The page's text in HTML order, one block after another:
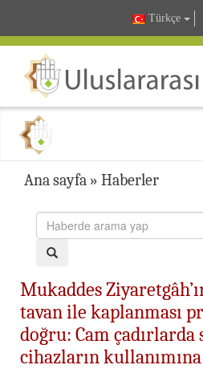
Türkçe
Ana sayfa » Haberler
Mukaddes
tavan ile kaplanması
doğru: Cam
cihazların kullanımına